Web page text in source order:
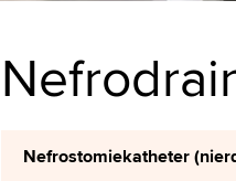
Nefrostomiekatheter